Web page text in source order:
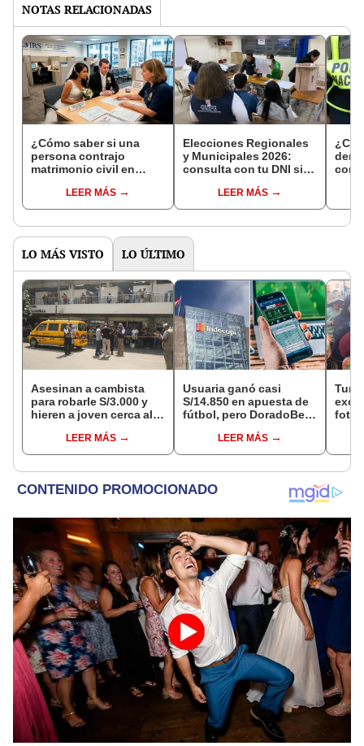
NOTAS RELACIONADAS
¿Cómo saber si una
persona contrajo
matrimonio civil en
LEER MÁS
Elecciones Regionales
y Municipales 2026:
consulta con tu DNI si
de mesa para este 4 de
octubre en el link oficial
LEER MÁS
con
LO MÁS VISTO LO ÚLTIMO
Asesinan a cambista
para robarle S/3.000 y
hieren a joven cerca al
CercadoLEER MÁS
Usuaria ganó casi
S/14.850 en apuesta de
fútbol, pero DoradoBet
Indecopi multó a la
empresa con más de S/
LEER MÁS